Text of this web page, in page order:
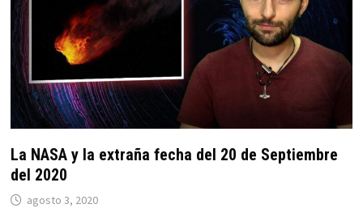
La NASA y la extraña fecha del 20 de Septiembre
del 2020
agosto 3, 2020